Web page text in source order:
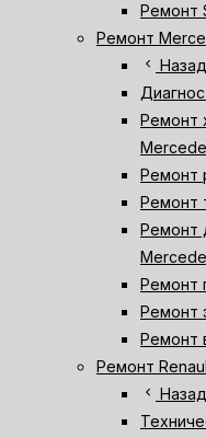
Ремонт
Ремонт
chevron_left Назад
Ремонт
Ремонт
Ремонт
Ремонт
Ремонт
Ремонт
Ремонт
Ремонт
chevron_left Назад